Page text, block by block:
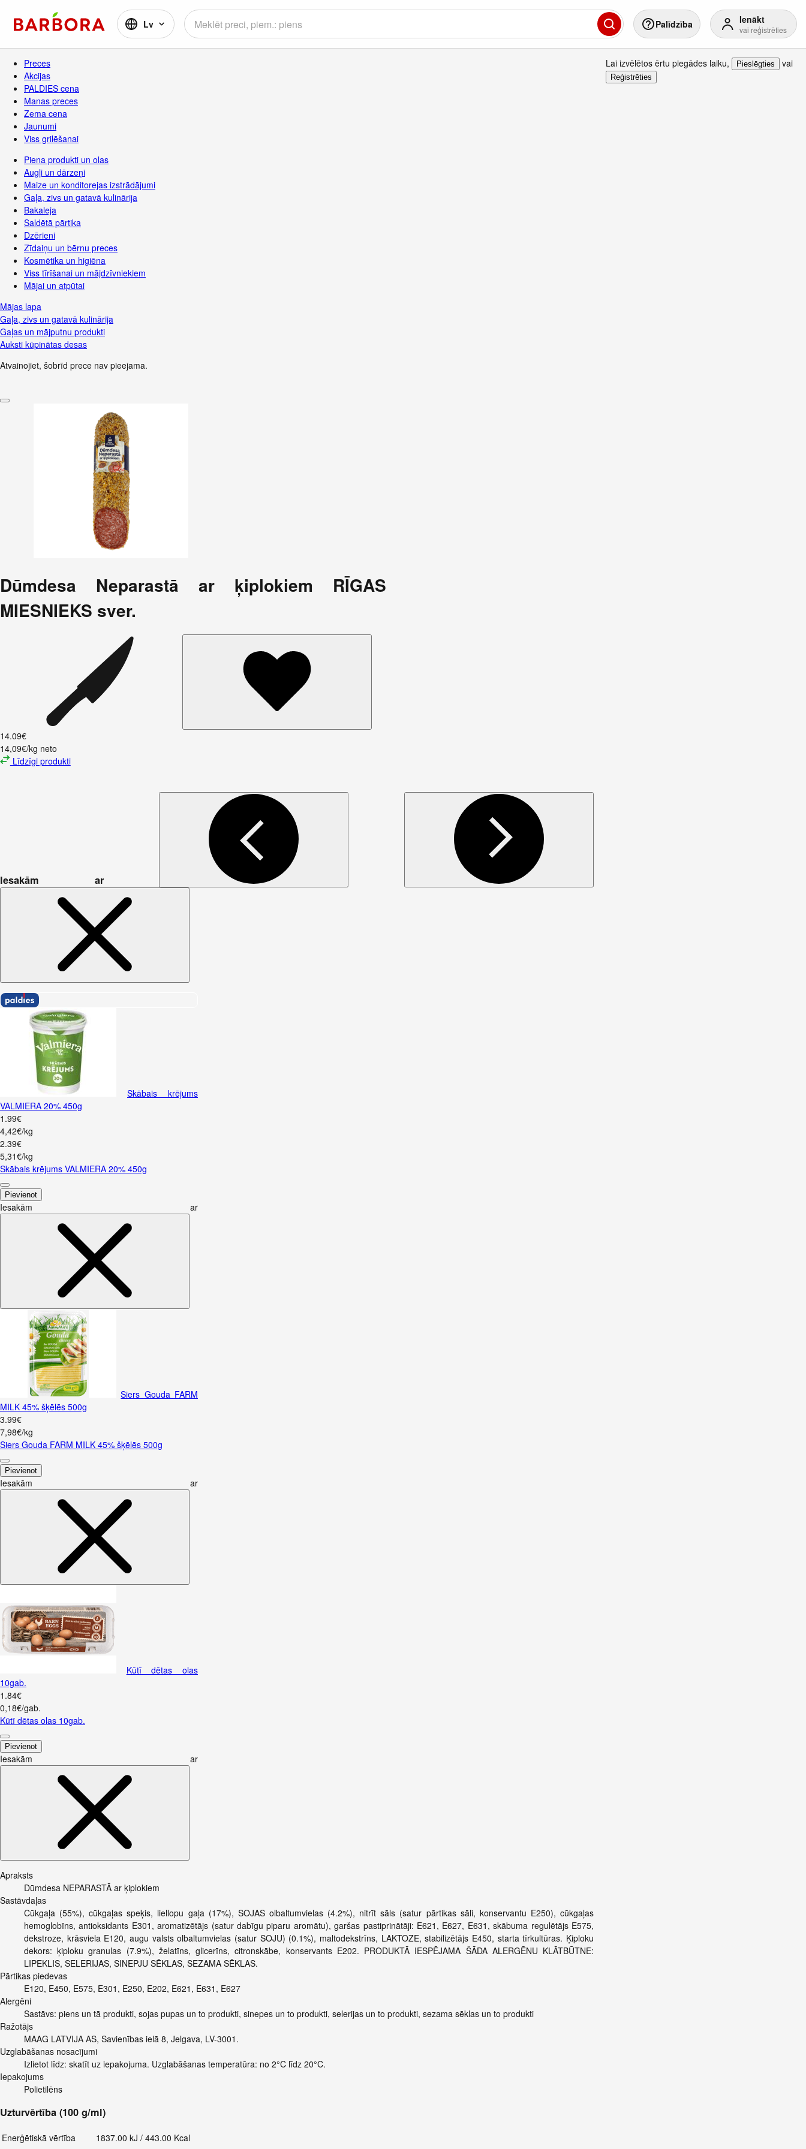
Lv Palīdzība Ienākt
vai reģistrēties
Preces
Akcijas
PALDIES cena
Manas preces
Zema cena
Jaunumi
Viss grilēšanai
Piena produkti un olas
Augļi un dārzeņi
Maize un konditorejas izstrādājumi
Gaļa, zivs un gatavā kulinārija
Bakaleja
Saldētā pārtika
Dzērieni
Zīdaiņu un bērnu preces
Kosmētika un higiēna
Viss tīrīšanai un mājdzīvniekiem
Mājai un atpūtai
Mājas lapa
Gaļa, zivs un gatavā kulinārija
Gaļas un mājputnu produkti
Auksti kūpinātas desas
Lai izvēlētos ērtu piegādes laiku, Pieslēgties vai
Reģistrēties
Atvainojiet, šobrīd prece nav pieejama.
Dūmdesa Neparastā ar ķiplokiem RĪGAS
MIESNIEKS sver.
14.09€
14,09€/kg neto
Līdzīgi produkti
Iesakām ar
Skābais krējums
VALMIERA 20% 450g
1 .99€
4,42€/kg
2.39€
5,31€/kg
Skābais krējums VALMIERA 20% 450g
Pievienot
Iesakām ar
Siers Gouda FARM
MILK 45% šķēlēs 500g
3.99€
7,98€/kg
Siers Gouda FARM MILK 45% šķēlēs 500g
Pievienot
Iesakām ar
Kūtī dētas olas
10gab.
1 .84€
0,18€/gab.
Kūtī dētas olas 10gab.
Pievienot
Iesakām ar
Apraksts
Dūmdesa NEPARASTĀ ar ķiplokiem
Sastāvdaļas
Cūkgaļa (55%), cūkgaļas speķis, liellopu gaļa (17%), SOJAS olbaltumvielas (4.2%), nitrīt sāls (satur pārtikas sāli, konservantu E250), cūkgaļas
hemoglobīns, antioksidants E301, aromatizētājs (satur dabīgu piparu aromātu), garšas pastiprinātāji: E621, E627, E631, skābuma regulētājs E575,
dekstroze, krāsviela E120, augu valsts olbaltumvielas (satur SOJU) (0.1%), maltodekstrīns, LAKTOZE, stabilizētājs E450, starta tīrkultūras. Ķiploku
dekors: ķiploku granulas (7.9%), želatīns, glicerīns, citronskābe, konservants E202. PRODUKTĀ IESPĒJAMA ŠĀDA ALERGĒNU KLĀTBŪTNE:
LIPEKLIS, SELERIJAS, SINEPJU SĒKLAS, SEZAMA SĒKLAS.
Pārtikas piedevas
E120, E450, E575, E301, E250, E202, E621, E631, E627
Alergēni
Sastāvs: piens un tā produkti, sojas pupas un to produkti, sinepes un to produkti, selerijas un to produkti, sezama sēklas un to produkti
Ražotājs
MAAG LATVIJA AS, Savienības ielā 8, Jelgava, LV-3001.
Uzglabāšanas nosacījumi
Izlietot līdz: skatīt uz iepakojuma. Uzglabāšanas temperatūra: no 2°C līdz 20°C.
Iepakojums
Polietilēns
Uzturvērtība (100 g/ml)
Enerģētiskā vērtība
1837.00 kJ / 443.00 Kcal